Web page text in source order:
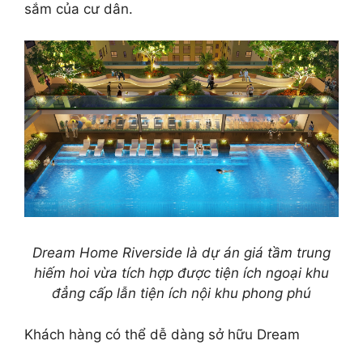
sắm của cư dân.
Dream Home Riverside là dự án giá tầm trung
hiếm hoi vừa tích hợp được tiện ích ngoại khu
đẳng cấp lẫn tiện ích nội khu phong phú
Khách hàng có thể dễ dàng sở hữu Dream